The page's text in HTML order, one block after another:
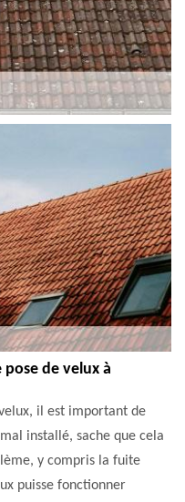
pose de velux à
il est important de
installé, sache que cela
y compris la fuite
puisse fonctionner